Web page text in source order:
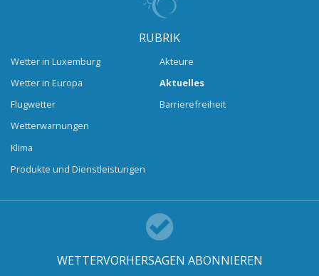
RUBRIK
Wetter in Luxemburg
Wetter in Europa
Flugwetter
Wetterwarnungen
Klima
Produkte und Dienstleistungen
Akteure
Aktuelles
Barrierefreiheit
WETTERVORHERSAGEN ABONNIEREN